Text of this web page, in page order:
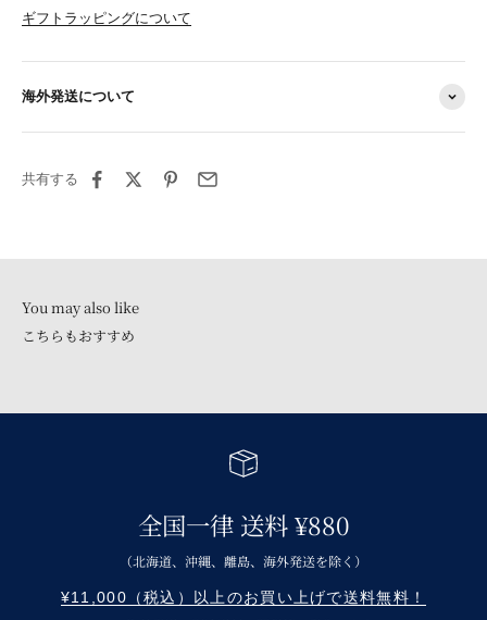
ギフトラッピングについて
海外発送について
共有する
こちらもおすすめ
全国一律 送料 ¥880
（北海道、沖縄、離島、海外発送を除く）
¥11,000（税込）以上のお買い上げで送料無料！